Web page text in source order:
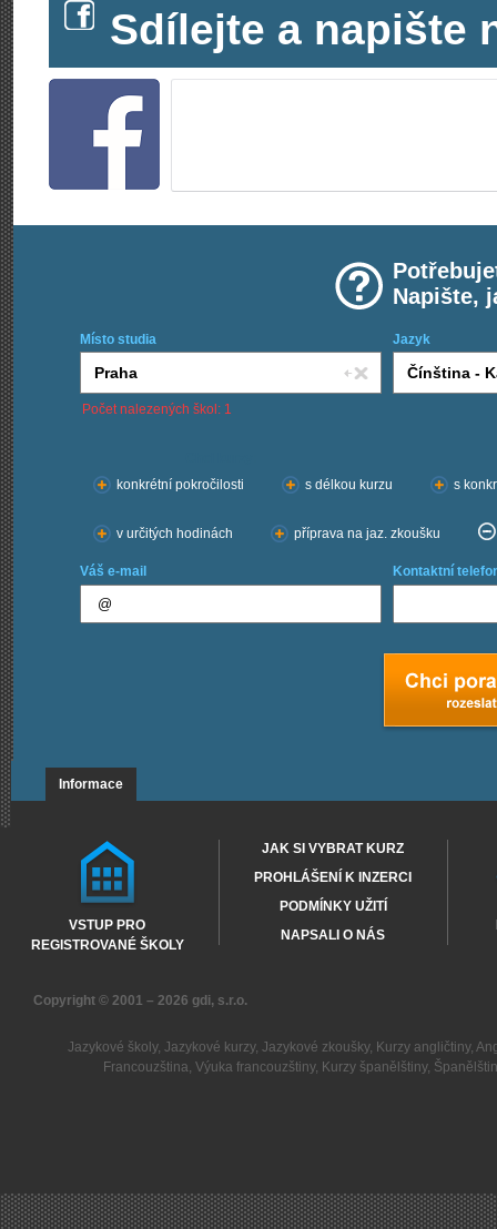
Sdílejte a napište
Napište,
Místo studia Jazyk
Počet nalezených škol: 1
konkrétní pokročilosti
s délkou kurzu s
v určitých hodinách příprava na jaz. zkoušku
Váš e-mail Kontaktní
Informace
VSTUP PRO
REGISTROVANÉ ŠKOLY
JAK SI VYBRAT KURZ
PROHLÁŠENÍ K INZERCI
PODMÍNKY UŽITÍ
NAPSALI O NÁS
Copyright © 2001 – 2026 gdi, s.r.o.
Jazykové školy, Jazykové kurzy, Jazykové zkoušky, Kurzy angličtiny,
Francouzština,Výuka francouzštiny, Kurzy španělštiny,